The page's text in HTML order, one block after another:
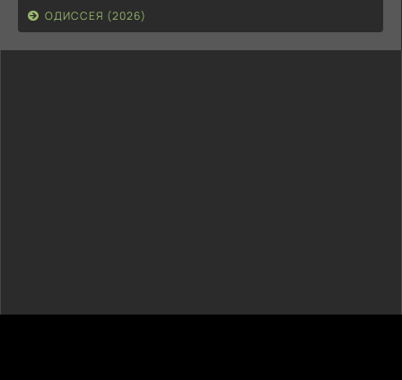
ОДИССЕЯ (2026)